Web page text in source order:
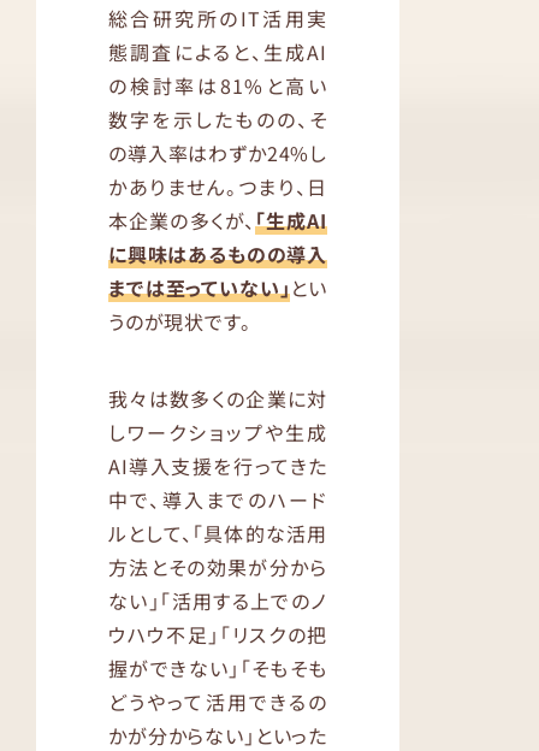
総合研究所のIT活用実
態調査によると、生成AI
の検討率は81%と高い
数字を示したものの、そ
の導入率はわずか24%し
かありません。つまり、日
本企業の多くが、「生成AI
に興味はあるものの導入
までは至っていない」とい
うのが現状です。
我々は数多くの企業に対
しワークショップや生成
AI導入支援を行ってきた
中で、導入までのハード
ルとして、「具体的な活用
方法とその効果が分から
ない」「活用する上でのノ
ウハウ不足」「リスクの把
握ができない」「そもそも
どうやって活用できるの
かが分からない」といった